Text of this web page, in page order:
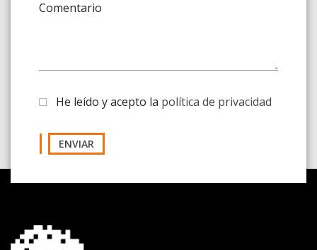
Comentario
He leído y acepto la política de privacidad
ENVIAR